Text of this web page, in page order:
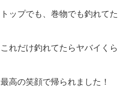
トップでも、巻物でも釣れて
これだけ釣れてたらヤバイく
最高の笑顔で帰られました！